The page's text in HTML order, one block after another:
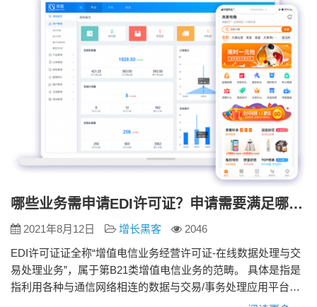
哪些业务需申请EDI许可证？申请需要满足哪些条件？
2021年8月12日 增长黑客
2046
EDI许可证证全称“增值电信业务经营许可证-在线数据处理与交
易处理业务”，属于第B21类增值电信业务的范畴。 具体是指是
指利用各种与通信网络相连的数据与交易/事务处理应用平台；
通过通信网络为用户提供在线数据处理和交易/事务处理的业